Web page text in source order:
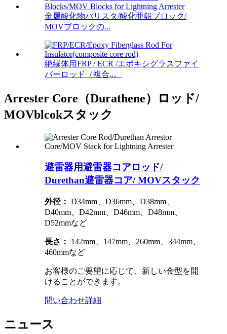
金属酸化物バリスタ/酸化亜鉛ブロック/
MOVブロックの...
絶縁体用FRP / ECR /エポキシグラスファイ
バーロッド（複合..。
Arrester Core（Durathene）ロッド/
MOVblcokスタック
避雷器用避雷器コアロッド/
Durethan避雷器コア/ MOVスタック
外径： D34mm、D36mm、D38mm、
D40mm、D42mm、D46mm、D48mm、
D52mmなど
長さ：
142mm、147mm、260mm、344mm、
460mmなど
お客様のご要望に応じて、新しい金型を開
けることができます。
問い合わせ詳細
ニュース